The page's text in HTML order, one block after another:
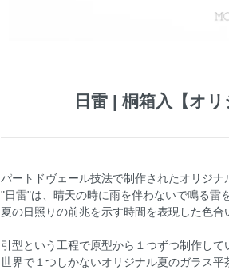
日雷 | 桐箱入【オ
パートドヴェール技法で制作されたオリジナ
"日雷"は、晴天の時に雨を伴わないで鳴る雷
夏の日照りの前兆を示す時間を表現した色合
引型という工程で原型から１つずつ制作して
世界で１つしかないオリジナル夏のガラス平